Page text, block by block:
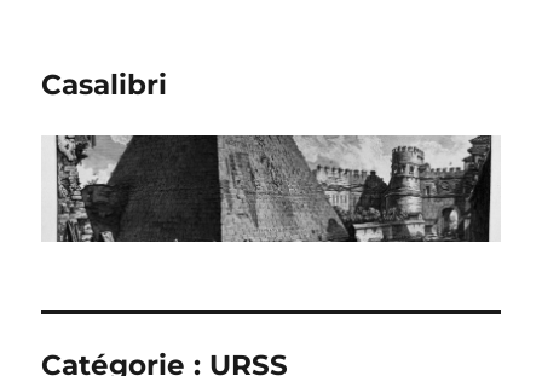
Casalibri
Catégorie : URSS